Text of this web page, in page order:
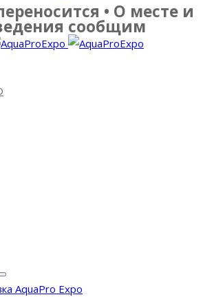
• О месте и
сообщим
AquaPro Expo